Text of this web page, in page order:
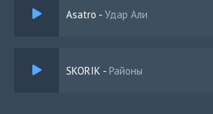
Asatro - Удар Али
SKORIK - Районы